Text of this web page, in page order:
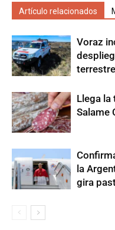
Artículo relacionados
Voraz
terrestre
Llega la
Salame
la
gira